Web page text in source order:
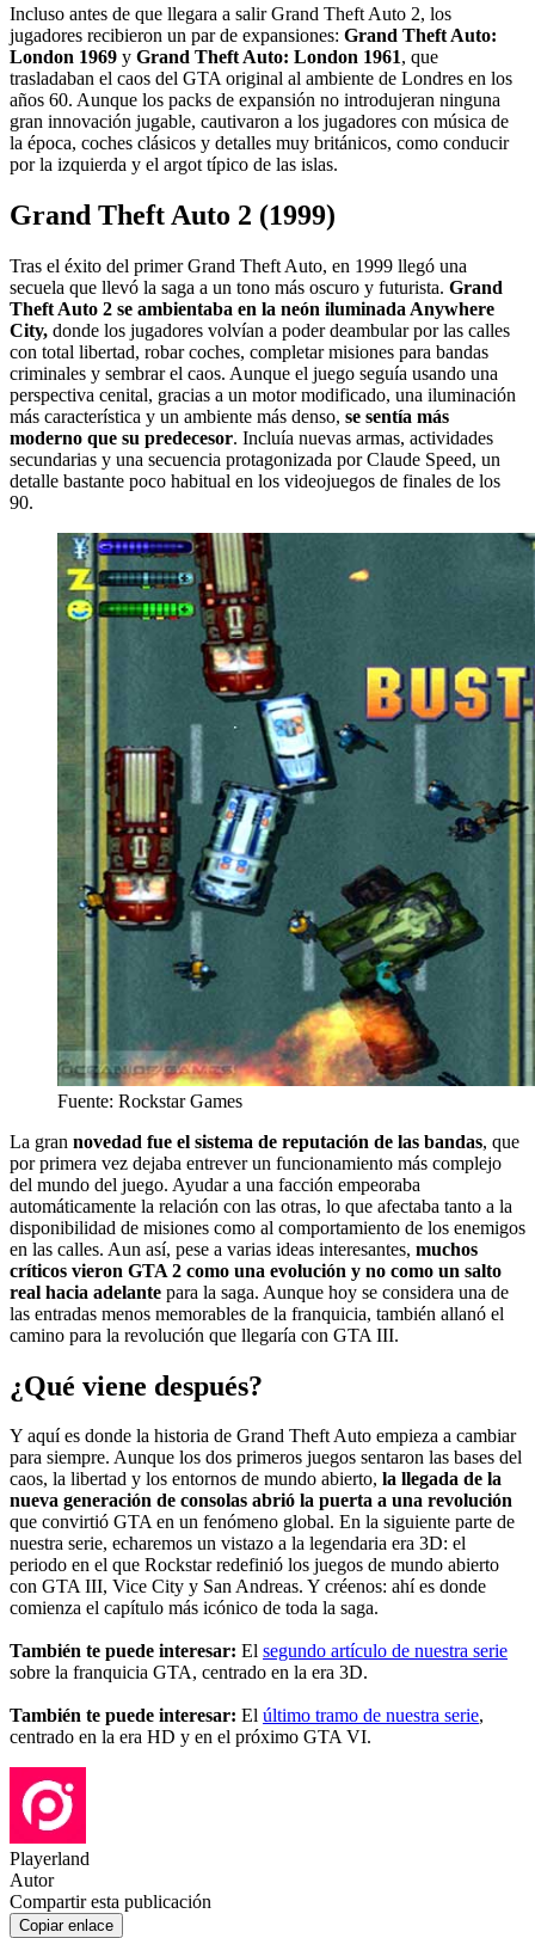
Incluso antes de que llegara a salir Grand Theft Auto 2, los
jugadores recibieron un par de expansiones: Grand Theft Auto:
London 1969 y Grand Theft Auto: London 1961, que
trasladaban el caos del GTA original al ambiente de Londres en los
años 60. Aunque los packs de expansión no introdujeran ninguna
gran innovación jugable, cautivaron a los jugadores con música de
la época, coches clásicos y detalles muy británicos, como conducir
por la izquierda y el argot típico de las islas.
Grand Theft Auto 2 (1999)
Tras el éxito del primer Grand Theft Auto, en 1999 llegó una
secuela que llevó la saga a un tono más oscuro y futurista. Grand
Theft Auto 2 se ambientaba en la neón iluminada Anywhere
City, donde los jugadores volvían a poder deambular por las calles
con total libertad, robar coches, completar misiones para bandas
criminales y sembrar el caos. Aunque el juego seguía usando una
perspectiva cenital, gracias a un motor modificado, una iluminación
más característica y un ambiente más denso, se sentía más
moderno que su predecesor. Incluía nuevas armas, actividades
secundarias y una secuencia protagonizada por Claude Speed, un
detalle bastante poco habitual en los videojuegos de finales de los
90.
Fuente: Rockstar Games
La gran novedad fue el sistema de reputación de las bandas, que
por primera vez dejaba entrever un funcionamiento más complejo
del mundo del juego. Ayudar a una facción empeoraba
automáticamente la relación con las otras, lo que afectaba tanto a la
disponibilidad de misiones como al comportamiento de los enemigos
en las calles. Aun así, pese a varias ideas interesantes, muchos
críticos vieron GTA 2 como una evolución y no como un salto
real hacia adelante para la saga. Aunque hoy se considera una de
las entradas menos memorables de la franquicia, también allanó el
camino para la revolución que llegaría con GTA III.
¿Qué viene después?
Y aquí es donde la historia de Grand Theft Auto empieza a cambiar
para siempre. Aunque los dos primeros juegos sentaron las bases del
caos, la libertad y los entornos de mundo abierto, la llegada de la
nueva generación de consolas abrió la puerta a una revolución
que convirtió GTA en un fenómeno global. En la siguiente parte de
nuestra serie, echaremos un vistazo a la legendaria era 3D: el
periodo en el que Rockstar redefinió los juegos de mundo abierto
con GTA III, Vice City y San Andreas. Y créenos: ahí es donde
comienza el capítulo más icónico de toda la saga.
También te puede interesar: El segundo artículo de nuestra serie
sobre la franquicia GTA, centrado en la era 3D.
También te puede interesar: El último tramo de nuestra serie,
centrado en la era HD y en el próximo GTA VI.
Playerland
Autor
Compartir esta publicación
Copiar enlace